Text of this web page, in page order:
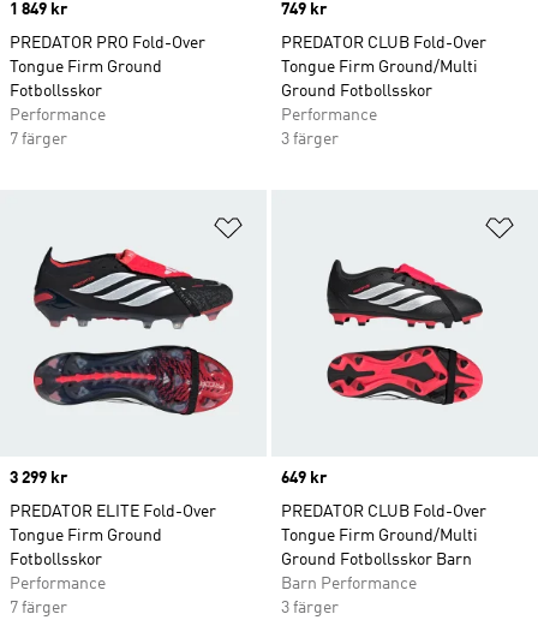
Price
1 849 kr
PREDATOR PRO Fold-Over
Tongue Firm Ground
Fotbollsskor
Performance
7 färger
Price
749 kr
PREDATOR CLUB Fold-Over
Tongue Firm Ground/Multi
Ground Fotbollsskor
Performance
3 färger
Price
3 299 kr
PREDATOR ELITE Fold-Over
Tongue Firm Ground
Fotbollsskor
Performance
7 färger
Price
649 kr
PREDATOR CLUB Fold-Over
Tongue Firm Ground/Multi
Ground Fotbollsskor Barn
Barn Performance
3 färger